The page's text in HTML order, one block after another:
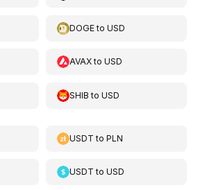
DOGEtoUSD
AVAXtoUSD
SHIB toUSD
USDT toPLN
USDT toUSD